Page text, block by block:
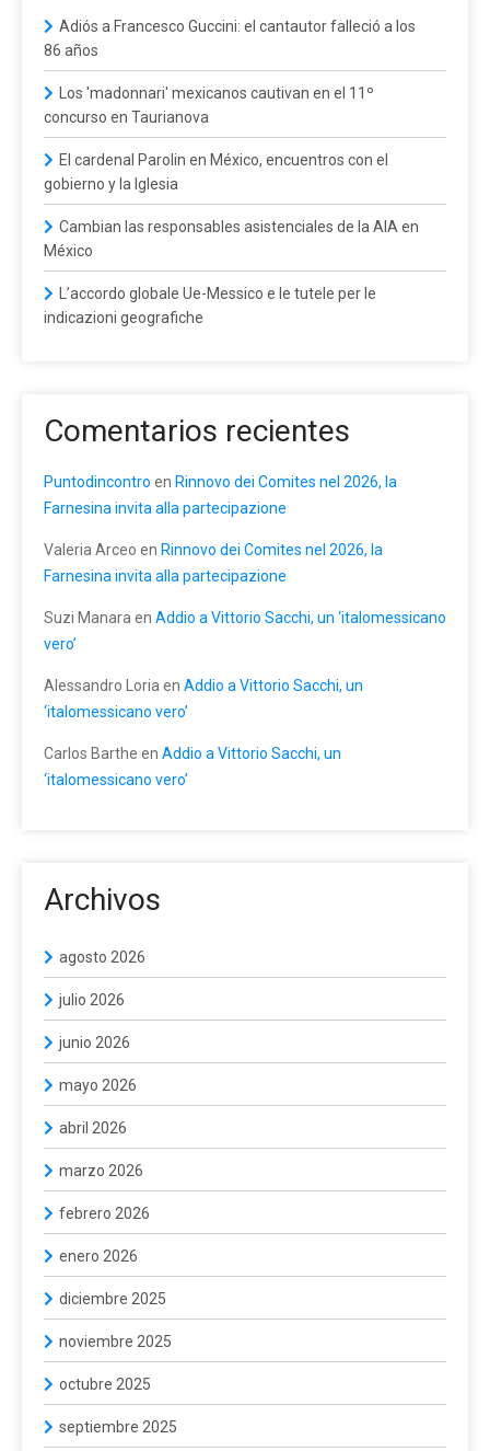
Adiós a Francesco Guccini: el cantautor falleció a los
86 años
Los 'madonnari' mexicanos cautivan en el 11º
concurso en Taurianova
El cardenal Parolin en México, encuentros con el
gobierno y la Iglesia
Cambian las responsables asistenciales de la AIA en
México
L’accordo globale Ue-Messico e le tutele per le
indicazioni geografiche
Comentarios recientes
Puntodincontro en Rinnovo dei Comites nel 2026, la
Farnesina invita alla partecipazione
Valeria Arceo en Rinnovo dei Comites nel 2026, la
Farnesina invita alla partecipazione
Suzi Manara en Addio a Vittorio Sacchi, un ‘italomessicano
vero’
Alessandro Loria en Addio a Vittorio Sacchi, un
‘italomessicano vero’
Carlos Barthe en Addio a Vittorio Sacchi, un
‘italomessicano vero’
Archivos
agosto 2026
julio 2026
junio 2026
mayo 2026
abril 2026
marzo 2026
febrero 2026
enero 2026
diciembre 2025
noviembre 2025
octubre 2025
septiembre 2025